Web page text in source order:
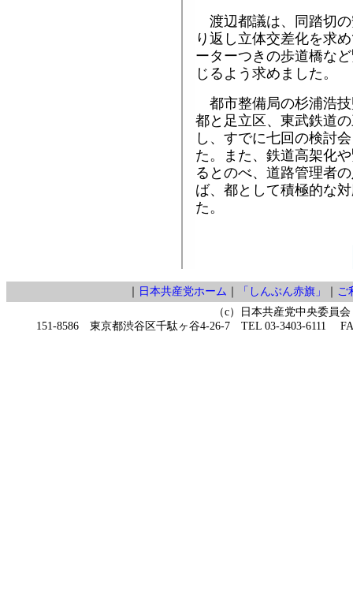
渡辺都議は、同踏切
り返し立体交差化を求
ーターつきの歩道橋な
じるよう求めました。
都市整備局の杉浦浩
都と足立区、東武鉄道
し、すでに七回の検討
た。また、鉄道高架化
るとのべ、道路管理者
ば、都として積極的な
た。
日本共産党ホーム 「しんぶん赤旗」
ご
（c）日本共産党中央委員会
151-8586 東京都渋谷区千駄ヶ谷4-26-7 TEL 03-3403-6111